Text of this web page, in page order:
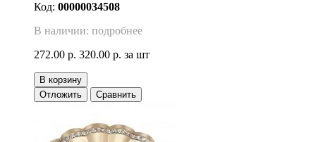
Код: 00000034508
В наличии: подробнее
272.00 р. 320.00 р. за шт
В корзину
Отложить
Сравнить